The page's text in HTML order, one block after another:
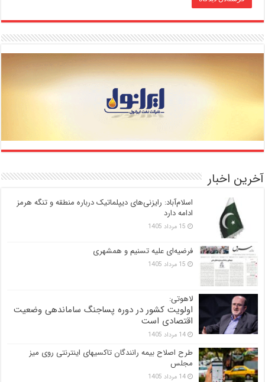
آخرین اخبار
اسلام‌آباد: رایزنی‌های دیپلماتیک درباره منطقه و تنگه هرمز
ادامه دارد
15 مرداد 1405
فرضیه‌ای علیه تسنیم و همشهری
15 مرداد 1405
لاهوتی:
اولویت کشور در دوره پساجنگ ساماندهی وضعیت
اقتصادی است
14 مرداد 1405
طرح اصلاح بیمه رانندگان تاکسیهای اینترنتی روی میز
مجلس
14 مرداد 1405